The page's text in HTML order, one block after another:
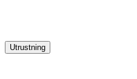
Utrustning